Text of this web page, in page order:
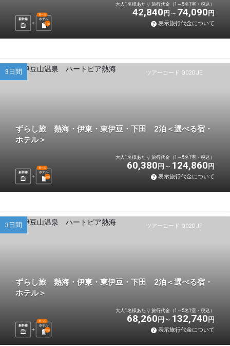
新幹線 ホテル
選べる
1 泊
大人1名様あたり 旅行代金（1～5名1室・税込）
42,840 円 74,090 円
表示旅行代金について
ツアーコード Q02OJE
3日間
ずらし旅 熱海・伊東・東伊豆・下田 2泊＜選べる宿・
ホテル＞
新幹線 ホテル
選べる
2泊
大人1名様あたり 旅行代金（1～5名1室・税込）
60,380 円 124,860 円
表示旅行代金について
ツアーコード Q02OJF
3日間
ずらし旅 熱海・伊東・東伊豆・下田 2泊＜選べる宿・
ホテル＞
新幹線 ホテル
選べる
2泊
大人1名様あたり 旅行代金（1～5名1室・税込）
68,260 円 132,740 円
表示旅行代金について